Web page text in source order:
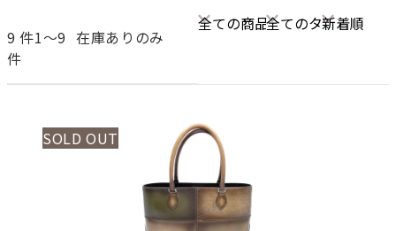
9 件1〜9
件
在庫ありのみ
SOLD OUT